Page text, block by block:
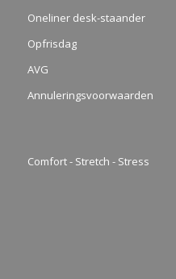
Oneliner desk-staander
Opfrisdag
AVG
Annuleringsvoorwaarden
Comfort - Stretch - Stress